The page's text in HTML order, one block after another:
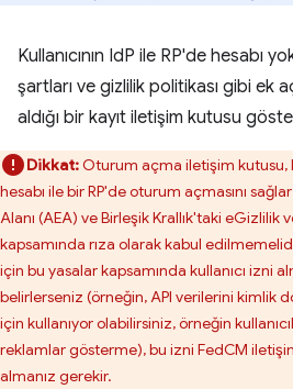
Kullanıcının IdP ile RP'de hesabı
şartları ve gizlilik politikası gibi ek
aldığı bir kayıt iletişim kutusu
Dikkat:Oturum açma iletişim kutusu,
hesabı ile bir RP'de oturum açmasını
Alanı (AEA) ve Birleşik Krallık'taki eGizlilik
kapsamında rıza olarak kabul
için bu yasalar kapsamında kullanıcı izni
belirlerseniz (örneğin, API verilerini kimlik
için kullanıyor olabilirsiniz, örneğin
reklamlar gösterme), bu izni FedCM
almanız gerekir.